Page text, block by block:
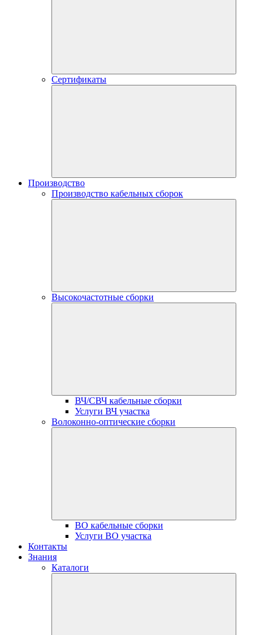
Сертификаты
Производство
Производство кабельных сборок
Высокочастотные сборки
ВЧ/СВЧ кабельные сборки
Услуги ВЧ участка
Волоконно-оптические сборки
ВО кабельные сборки
Услуги ВО участка
Контакты
Знания
Каталоги